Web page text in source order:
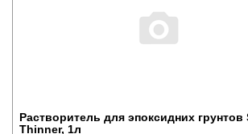
Растворитель для эпоксидних грунтов
Thinner, 1л